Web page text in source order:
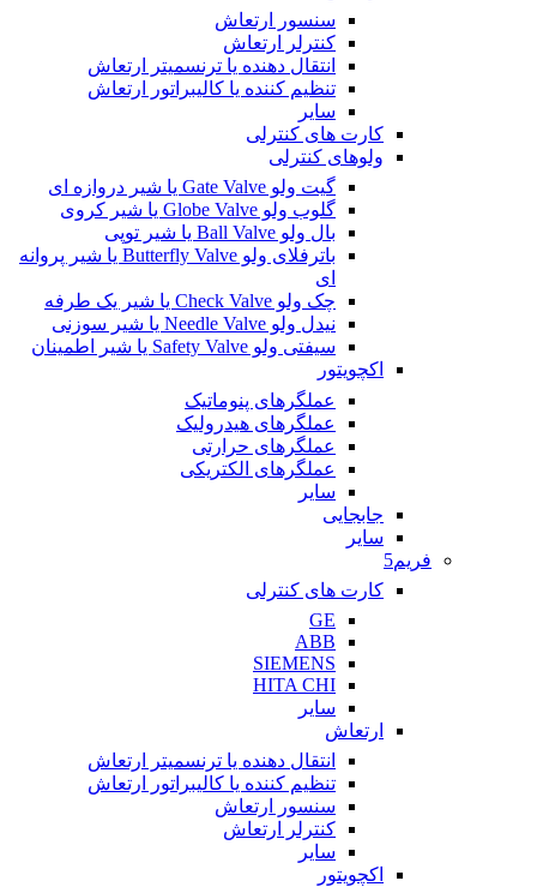
سنسور ارتعاش
کنترلر ارتعاش
انتقال دهنده یا ترنسمیتر ارتعاش
تنظیم کننده یا کالیبراتور ارتعاش
سایر
کارت های کنترلی
ولوهای کنترلی
گیت ولو Gate Valve یا شیر دروازه ای
گلوب ولو Globe Valve یا شیر کروی
بال ولو Ball Valve یا شیر توپی
باترفلای ولو Butterfly Valve یا شیر پروانه
ای
چک ولو Check Valve یا شیر یک طرفه
نیدل ولو Needle Valve یا شیر سوزنی
سیفتی ولو Safety Valve یا شیر اطمینان
اکچویتور
عملگرهای پنوماتیک
عملگرهای هیدرولیک
عملگرهای حرارتی
عملگرهای الکتریکی
سایر
جابجایی
سایر
فریم5
کارت های کنترلی
GE
ABB
SIEMENS
HITA CHI
سایر
ارتعاش
انتقال دهنده یا ترنسمیتر ارتعاش
تنظیم کننده یا کالیبراتور ارتعاش
سنسور ارتعاش
کنترلر ارتعاش
سایر
اکچویتور